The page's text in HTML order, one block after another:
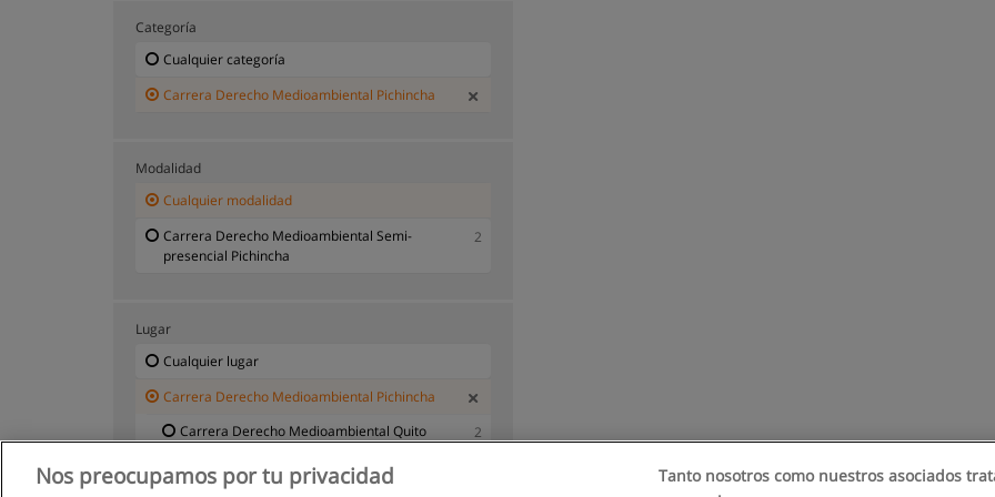
Categoría
Cualquier categoría
Carrera Derecho Medioambiental Pichincha
Modalidad
Cualquier modalidad
Carrera Derecho Medioambiental Semi-
presencial Pichincha
2
Lugar
Cualquier lugar
Carrera Derecho Medioambiental Pichincha
Carrera Derecho Medioambiental Quito
2
Nos preocupamos por tu privacidad
Tanto nosotros como nuestros asociados